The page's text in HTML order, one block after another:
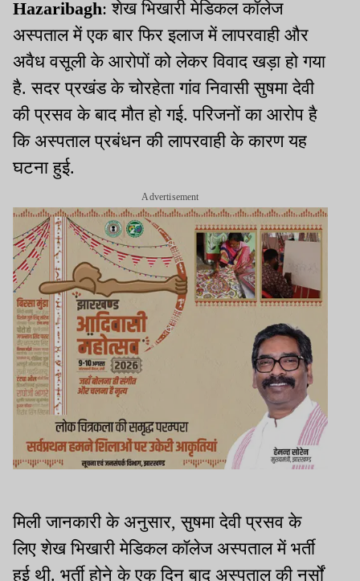
Hazaribagh: शेख भिखारी मेडिकल कॉलेज
अस्पताल में एक बार फिर इलाज में लापरवाही और
अवैध वसूली के आरोपों को लेकर विवाद खड़ा हो गया
है. सदर प्रखंड के चोरहेता गांव निवासी सुषमा देवी
की प्रसव के बाद मौत हो गई. परिजनों का आरोप है
कि अस्पताल प्रबंधन की लापरवाही के कारण यह
घटना हुई.
Advertisement
मिली जानकारी के अनुसार, सुषमा देवी प्रसव के
लिए शेख भिखारी मेडिकल कॉलेज अस्पताल में भर्ती
हुई थी. भर्ती होने के एक दिन बाद अस्पताल की नर्सों